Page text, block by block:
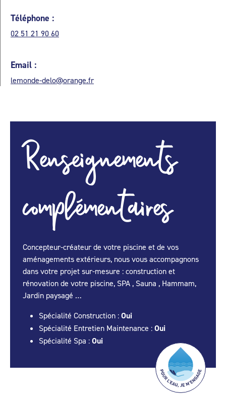
Téléphone :
02 51 21 90 60
Email :
lemonde-delo@orange.fr
Renseignements
complémentaires
Concepteur-créateur de votre piscine et de vos
aménagements extérieurs, nous vous accompagnons
dans votre projet sur-mesure : construction et
rénovation de votre piscine, SPA , Sauna , Hammam,
Jardin paysagé …
Spécialité Construction : Oui
Spécialité Entretien Maintenance : Oui
Spécialité Spa : Oui